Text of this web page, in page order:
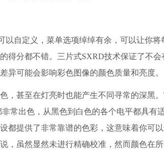
自定义，菜单选项绰绰有余，可以让你将
得分都不错。三片式SXRD技术保证了不会
异可能会影响彩色图像的颜色质量和亮度。
甚至在灯亮时也能产生不同寻常的深黑
常出色，从黑色到白色的各个电平都具有
都提供了非常靠谱的色彩，这意味着你可
，虽然显然未进行精确校准，然而颜色在